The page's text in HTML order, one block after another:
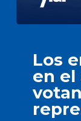
Los
en el